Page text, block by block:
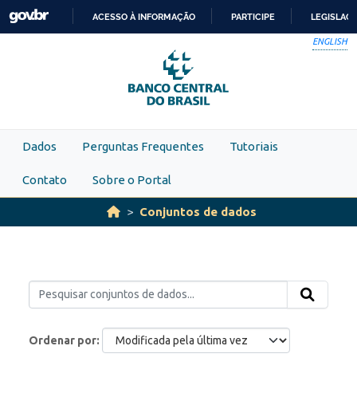
Skip to main content
PARA
O
CONTEÚDO
ACESSO À INFORMAÇÃO PARTICIPE
ENGLISH
Dados Perguntas Frequentes Tutoriais
Contato Sobre o Portal
Conjuntos de dados
Ordenar por